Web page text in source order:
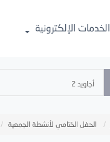
الخدمات الإلكترونية
أجاويد 2
الحفل الختامي لأنشطة الجمعية